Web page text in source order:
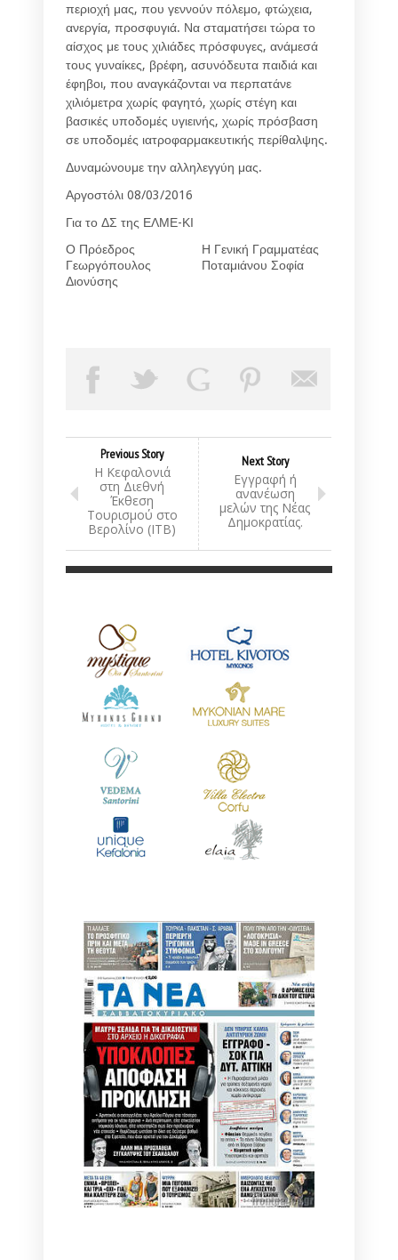
περιοχή μας, που γεννούν πόλεμο, φτώχεια,
ανεργία, προσφυγιά. Να σταματήσει τώρα το
αίσχος με τους χιλιάδες πρόσφυγες, ανάμεσά
τους γυναίκες, βρέφη, ασυνόδευτα παιδιά και
έφηβοι, που αναγκάζονται να περπατάνε
χιλιόμετρα χωρίς φαγητό, χωρίς στέγη και
βασικές υποδομές υγιεινής, χωρίς πρόσβαση
σε υποδομές ιατροφαρμακευτικής περίθαλψης.
Δυναμώνουμε την αλληλεγγύη μας.
Αργοστόλι 08/03/2016
Για το ΔΣ της ΕΛΜΕ-ΚΙ
Ο Πρόεδρος
Η Γενική Γραμματέας
Γεωργόπουλος
Διονύσης
Ποταμιάνου Σοφία
Previous Story
Η Κεφαλονιά
στη Διεθνή
Έκθεση
Τουρισμού στο
Βερολίνο (ΙΤΒ)
Next Story
Εγγραφή ή
ανανέωση
μελών της Νέας
Δημοκρατίας.